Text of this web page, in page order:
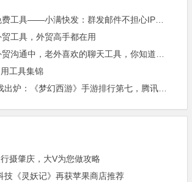
外贸邮件营销的免费工具——小满快发：群发邮件不担心IP被封
工具，外贸高手都在用
进博会倒计时，外贸沟通中，老外喜欢的聊天工具，你知道几种？
工具集锦
2015年最赚钱游戏出炉：《梦幻西游》手游排行第七，腾讯总收入进前三
摄肇庆，大V为您做攻略
技《灵妖记》再获苹果商店推荐